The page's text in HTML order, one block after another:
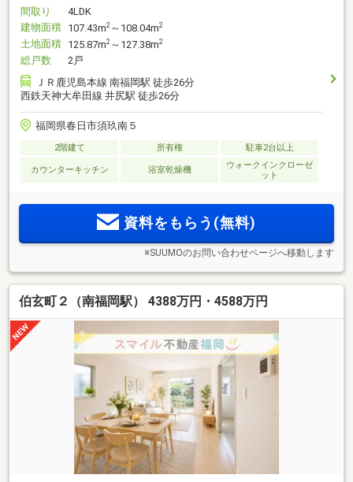
間取り
4LDK
建物面積 107.43m2 ～108.04m2
土地面積 125.87m2 ～127.38m2
総戸数
2戸
ＪＲ鹿児島本線 南福岡駅 徒歩26分
西鉄天神大牟田線 井尻駅 徒歩26分
福岡県春日市須玖南５
2階建て 所有権 駐車2台以上
カウンターキッチン 浴室乾燥機
ウォークインクローゼ
ット
資料をもらう(無料)
※SUUMOのお問い合わせページへ移動します
伯玄町２（南福岡駅） 4388万円・4588万円